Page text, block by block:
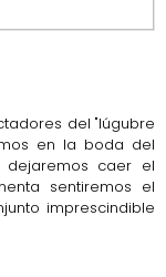
del "lúgubre
en la boda del
dejaremos caer el
sentiremos el
imprescindible